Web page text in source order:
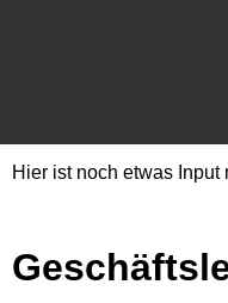
Hier ist noch etwas Input